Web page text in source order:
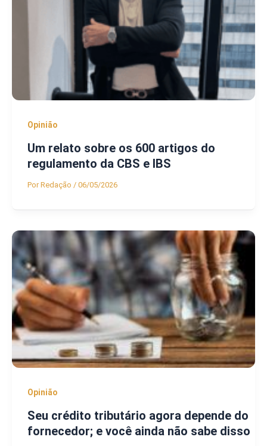
Opinião
Um relato sobre os 600 artigos do
regulamento da CBS e IBS
PorRedação / 06/05/2026
Opinião
Seu crédito tributário agora depende do
fornecedor; e você ainda não sabe disso